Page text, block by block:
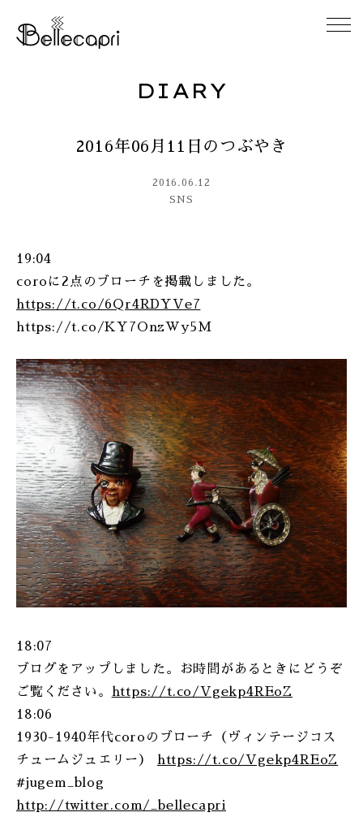
ABOUT
ACCESS
DIARY
CONTACT
ONLINE SHOP
DIARY
2016年06月11日のつぶやき
2016.06.12
SNS
19:04
coroに2点のブローチを掲載しました。
https://t.co/6Qr4RDYVe7
https://t.co/KY7OnzWy5M
18:07
ブログをアップしました。お時間があるときにどうぞ
ご覧ください。
https://t.co/Vgekp4REoZ
18:06
1930-1940年代coroのブローチ（ヴィンテージコス
チュームジュエリー）
https://t.co/Vgekp4REoZ
#jugem_blog
http://twitter.com/_bellecapri